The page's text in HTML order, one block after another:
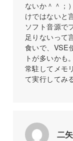
ないか＾＾；
けではないと
ソフト音源で
足りないって
食いで、VSE
トが多いかも。
常駐してメモ
て実行してみ
二矢